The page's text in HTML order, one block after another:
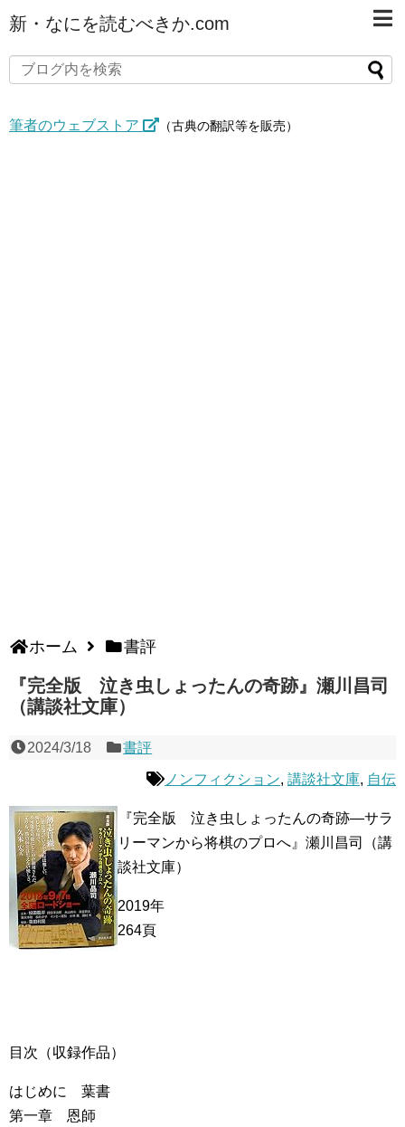
新・なにを読むべきか.com
筆者のウェブストア （古典の翻訳等を販売）
ホーム 書評
『完全版 泣き虫しょったんの奇跡』瀬川昌司
（講談社文庫）
2024/3/18 書評
ノンフィクション, 講談社文庫, 自伝
『完全版 泣き虫しょったんの奇跡―サラ
リーマンから将棋のプロへ』瀬川昌司（講
談社文庫）
2019年
264頁
目次（収録作品）
はじめに 葉書
第一章 恩師